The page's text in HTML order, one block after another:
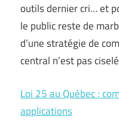
outils dernier cri… et
le public reste de
d’une stratégie de
central n’est pas
Loi 25 au Québec :
applications